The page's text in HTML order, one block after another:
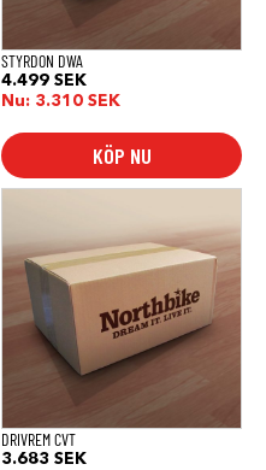
STYRDON DWA
4.499 SEK
Nu: 3.310 SEK
KÖP NU
DRIVREM CVT
3.683 SEK